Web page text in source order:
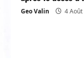
Geo Valin 4